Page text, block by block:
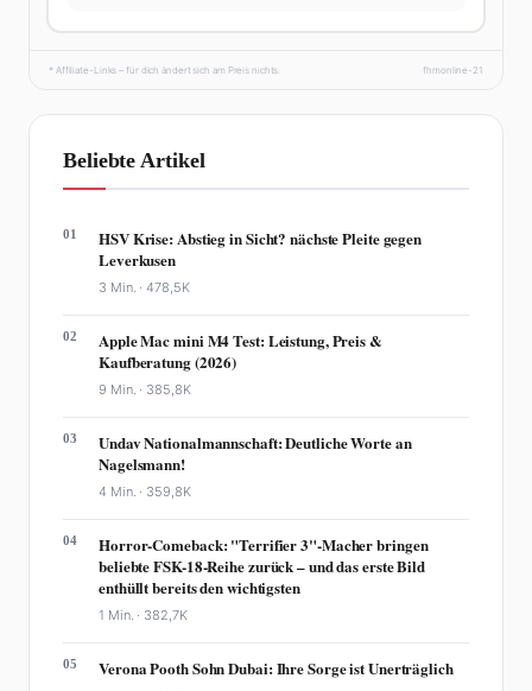
* Affiliate-Links – für dich ändert sich am Preis nichts. fhmonline-21
Beliebte Artikel
01
HSV Krise: Abstieg in Sicht? nächste Pleite gegen
Leverkusen
3 Min. ·478,5K
02
Apple Mac mini M4 Test: Leistung, Preis &
Kaufberatung (2026)
9 Min. · 385,8K
03
Undav Nationalmannschaft: Deutliche Worte an
Nagelsmann!
4 Min. · 359,8K
04
Horror-Comeback: "Terrifier 3"-Macher bringen
beliebte FSK-18-Reihe zurück – und das erste Bild
enthüllt bereits den wichtigsten
1 Min. · 382,7K
05 Verona Pooth Sohn Dubai: Ihre Sorge ist Unerträglich